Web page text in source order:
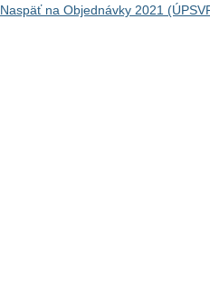
Naspäť na Objednávky 2021